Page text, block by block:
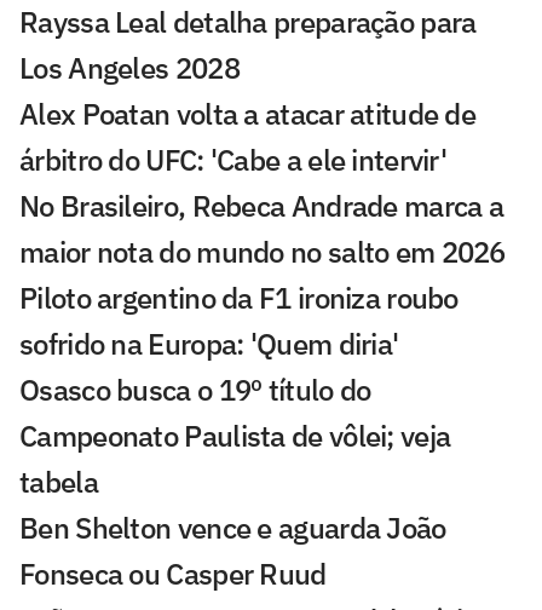
Rayssa Leal detalha preparação para
Los Angeles 2028
Alex Poatan volta a atacar atitude de
árbitro do UFC: 'Cabe a ele intervir'
No Brasileiro, Rebeca Andrade marca a
maior nota do mundo no salto em 2026
Piloto argentino da F1 ironiza roubo
sofrido na Europa: 'Quem diria'
Osasco busca o 19º título do
Campeonato Paulista de vôlei; veja
tabela
Ben Shelton vence e aguarda João
Fonseca ou Casper Ruud